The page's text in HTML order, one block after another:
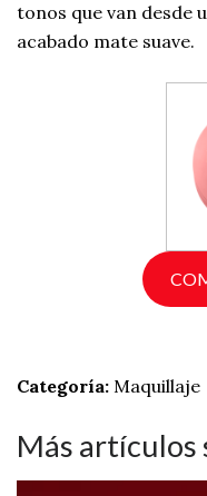
tonos que van desde
acabado mate suave.
Categoría: Maquillaje
Más